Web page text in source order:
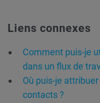
Liens connexes
Comment puis-je
dans un flux de
Où puis-je
contacts ?